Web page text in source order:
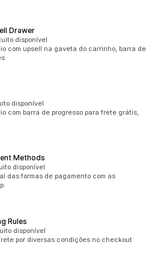
Drawer
disponível
com upsell na gaveta do carrinho, barra de
disponível
com barra de progresso para frete grátis,
Methods
disponível
das formas de pagamento com as
Rules
disponível
por diversas condições no checkout